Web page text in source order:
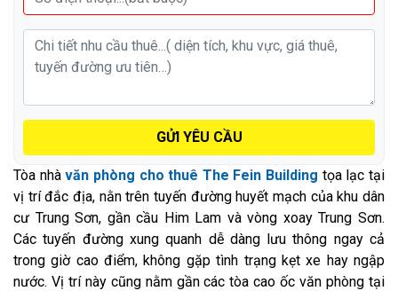
GỬI YÊU CẦU
Tòa nhàvăn phòng cho thuê The Fein Building tọa lạc tại
vị trí đắc địa, nằn trên tuyến đường huyết mạch của khu dân
cư Trung Sơn, gần cầu Him Lam và vòng xoay Trung Sơn.
Các tuyến đường xung quanh dễ dàng lưu thông ngay cả
trong giờ cao điểm, không gặp tình trạng kẹt xe hay ngập
nước. Vị trí này cũng nằm gần các tòa cao ốc văn phòng tại